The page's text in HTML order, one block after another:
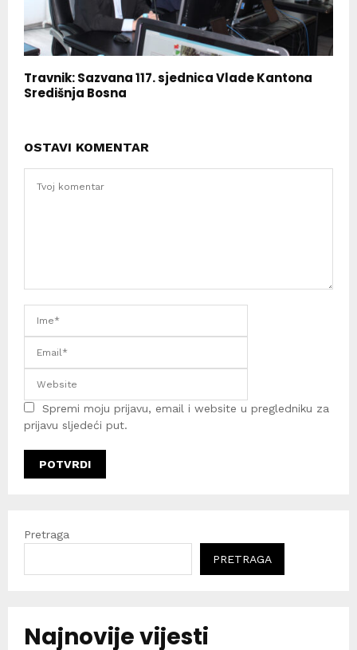
Travnik: Sazvana 117. sjednica Vlade Kantona
Središnja Bosna
OSTAVI KOMENTAR
Spremi moju prijavu, email i website u pregledniku za
prijavu sljedeći put.
Pretraga
PRETRAGA
Najnovije vijesti